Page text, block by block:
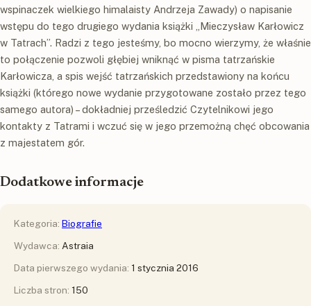
wspinaczek wielkiego himalaisty Andrzeja Zawady) o napisanie
wstępu do tego drugiego wydania książki „Mieczysław Karłowicz
w Tatrach”. Radzi z tego jesteśmy, bo mocno wierzymy, że właśnie
to połączenie pozwoli głębiej wniknąć w pisma tatrzańskie
Karłowicza, a spis wejść tatrzańskich przedstawiony na końcu
książki (którego nowe wydanie przygotowane zostało przez tego
samego autora) – dokładniej prześledzić Czytelnikowi jego
kontakty z Tatrami i wczuć się w jego przemożną chęć obcowania
z majestatem gór.
Dodatkowe informacje
Kategoria: Biografie
Wydawca: Astraia
Data pierwszego wydania: 1 stycznia 2016
Liczba stron: 150